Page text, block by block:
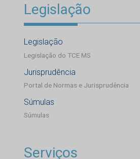
Legislação
Legislação
Legislação do TCE MS
Jurisprudência
Portal de Normas e Jurisprudência
Súmulas
Súmulas
Serviços